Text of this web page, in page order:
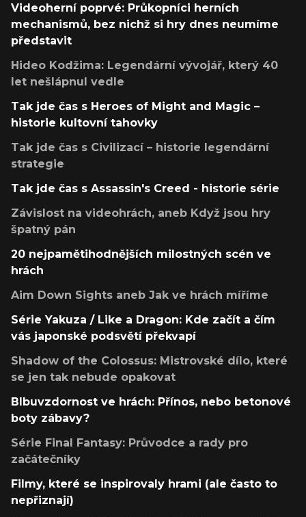
Videoherní poprvé: Průkopníci herních
mechanismů, bez nichž si hry dnes neumíme
představit
Hideo Kodžima: Legendární vývojář, který 40
let nešlápnul vedle
Tak jde čas s Heroes of Might and Magic –
historie kultovní tahovky
Tak jde čas s Civilizací – historie legendární
strategie
Tak jde čas s Assassin's Creed - historie série
Závislost na videohrách, aneb Když jsou hry
špatný pán
20 nejpamětihodnějších milostných scén ve
hrách
Aim Down Sights aneb Jak ve hrách míříme
Série Yakuza / Like a Dragon: Kde začít a čím
vás japonské podsvětí překvapí
Shadow of the Colossus: Mistrovské dílo, které
se jen tak nebude opakovat
Blbuvzdornost ve hrách: Přínos, nebo betonové
boty zábavy?
Série Final Fantasy: Průvodce a rady pro
začátečníky
Filmy, které se inspirovaly hrami (ale často to
nepřiznají)